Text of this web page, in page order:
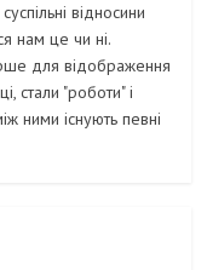
відносини
нам це чи ні.
для відображення
стали "роботи" і
ними існують певні